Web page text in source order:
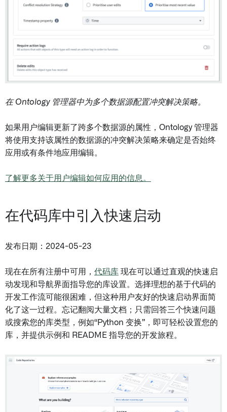
在 Ontology 管理器中为多个数据源配置冲突解决策略。
如果用户编辑更新了跨多个数据源的属性，Ontology 管理器
将使用支持该属性的数据源的冲突解决策略来确定是否始终
应用或有条件地应用编辑。
了解更多关于用户编辑如何应用的信息。
在代码库中引入快速启动
发布日期：2024-05-23
现在在所有注册中可用， 代码库 现在可以通过直观的快速启
动发现和导航界面指导您的库设置。选择理想的基于代码的
开发工作流可能很困难，但这种用户友好的快速启动界面简
化了这一过程。忘记翻阅大量文档；只需回答三个快速问题
或搜索您的库类型，例如“Python 变换”，即可轻松设置您的
库，并提供示例和 README 指导您的开发旅程。